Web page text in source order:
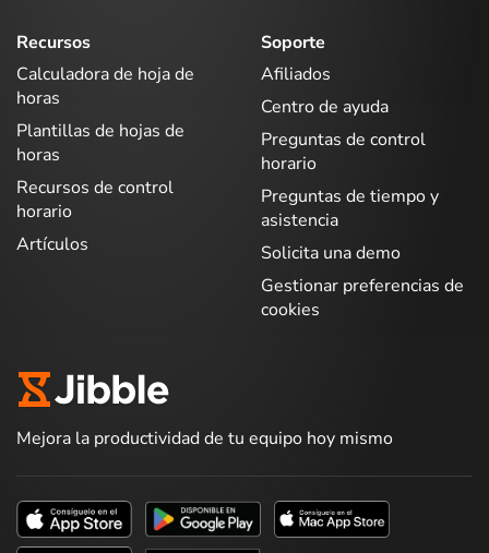
Recursos
Calculadora de hoja de
horas
Plantillas de hojas de
horas
Recursos de control
horario
Artículos
Soporte
Afiliados
Centro de ayuda
Preguntas de control
horario
Preguntas de tiempo y
asistencia
Solicita una demo
Gestionar preferencias de
cookies
Mejora la productividad de tu equipo hoy mismo